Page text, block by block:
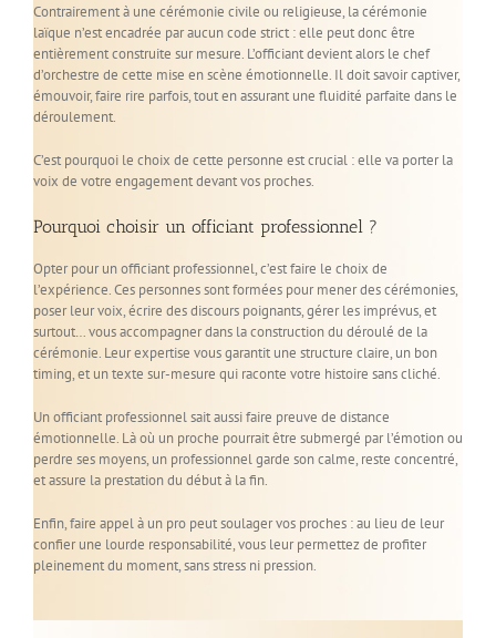
Contrairement à une cérémonie civile ou religieuse, la cérémonie
laïque n’est encadrée par aucun code strict : elle peut donc être
entièrement construite sur mesure. L’officiant devient alors le chef
d’orchestre de cette mise en scène émotionnelle. Il doit savoir captiver,
émouvoir, faire rire parfois, tout en assurant une fluidité parfaite dans le
déroulement.
C’est pourquoi le choix de cette personne est crucial : elle va porter la
voix de votre engagement devant vos proches.
Pourquoi choisir un officiant professionnel ?
Opter pour un officiant professionnel, c’est faire le choix de
l’expérience. Ces personnes sont formées pour mener des cérémonies,
poser leur voix, écrire des discours poignants, gérer les imprévus, et
surtout… vous accompagner dans la construction du déroulé de la
cérémonie. Leur expertise vous garantit une structure claire, un bon
timing, et un texte sur-mesure qui raconte votre histoire sans cliché.
Un officiant professionnel sait aussi faire preuve de distance
émotionnelle. Là où un proche pourrait être submergé par l’émotion ou
perdre ses moyens, un professionnel garde son calme, reste concentré,
et assure la prestation du début à la fin.
Enfin, faire appel à un pro peut soulager vos proches : au lieu de leur
confier une lourde responsabilité, vous leur permettez de profiter
pleinement du moment, sans stress ni pression.